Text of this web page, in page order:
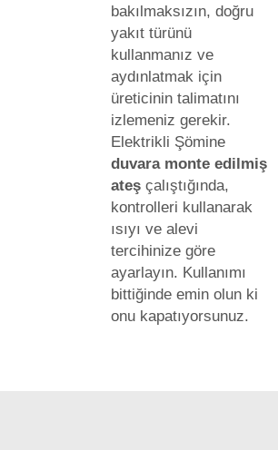
bakılmaksızın, doğru
yakıt türünü
kullanmanız ve
aydınlatmak için
üreticinin talimatını
izlemeniz gerekir.
Elektrikli Şömine
duvara monte edilmiş
ateş çalıştığında,
kontrolleri kullanarak
ısıyı ve alevi
tercihinize göre
ayarlayın. Kullanımı
bittiğinde emin olun ki
onu kapatıyorsunuz.